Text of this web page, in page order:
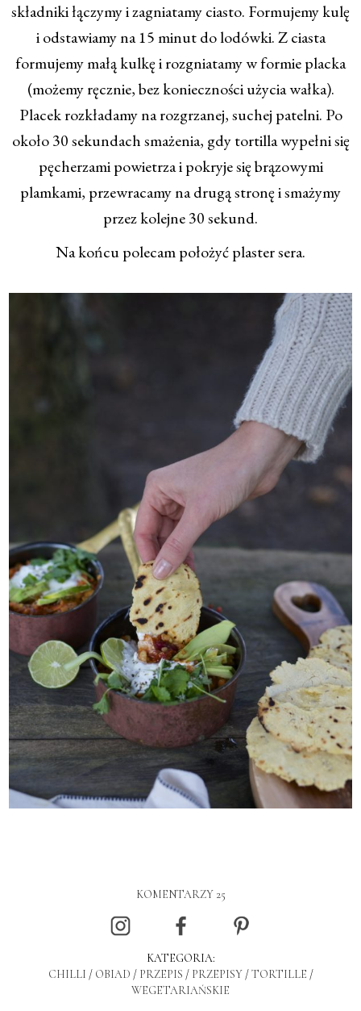
składniki łączymy i zagniatamy ciasto. Formujemy kulę
i odstawiamy na 15 minut do lodówki. Z ciasta
formujemy małą kulkę i rozgniatamy w formie placka
(możemy ręcznie, bez konieczności użycia wałka).
Placek rozkładamy na rozgrzanej, suchej patelni. Po
około 30 sekundach smażenia, gdy tortilla wypełni się
pęcherzami powietrza i pokryje się brązowymi
plamkami, przewracamy na drugą stronę i smażymy
przez kolejne 30 sekund.
Na końcu polecam położyć plaster sera.
KOMENTARZY 25
KATEGORIA:
CHILLI / OBIAD / PRZEPIS / PRZEPISY/TORTILLE /
WEGETARIAŃSKIE